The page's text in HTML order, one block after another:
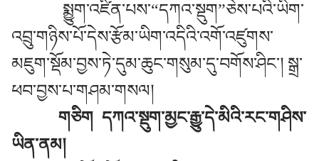
སྨྱུག་འཛིན་པས་“དཀའ་སྡུག”ཅེས་པའི་ཡིག་
འབྲུ་གཉིས་པོ་དེས་རྩོམ་ཡིག་འདིའི་འགོ་འཛུགས་
མཇུག་སྡོམ་བྱས་ཏེ་དུམ་ཆུང་གསུམ་དུ་བགོས་ཤིང་། སྒྲ་
ཕབ་བྱས་པ་གཤམ་གསལ།
གཅིག དཀའ་སྡུག་མྱང་རྒྱུ་དེ་མིའི་རང་གཤིས་
ཡིན་ནམ།